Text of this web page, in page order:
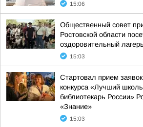
15:06
Общественный совет
Ростовской области
оздоровительный
15:03
Стартовал прием
конкурса «Лучший
библиотекарь России»
«Знание»
15:03